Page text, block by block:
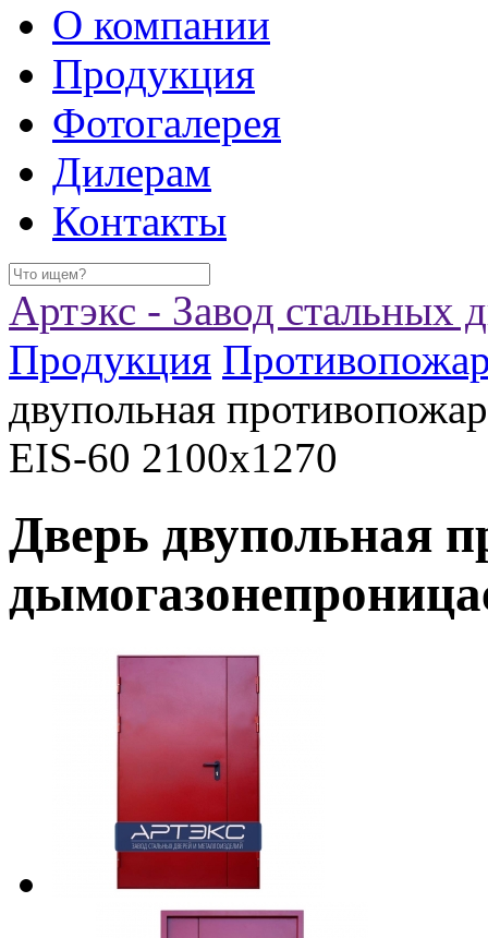
О компании
Продукция
Фотогалерея
Дилерам
Контакты
Артэкс - Завод стальных
Продукция
двупольная
EIS-60 2100х1270
Дверь двупольная